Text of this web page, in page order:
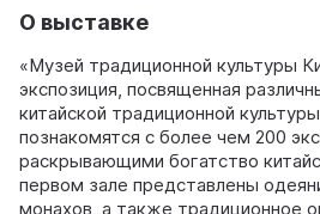
О выставке
«Музей традиционной культуры
экспозиция, посвященная
китайской традиционной
познакомятся с более чем 200
раскрывающими богатство
первом зале представлены
монахов, а также традиционное